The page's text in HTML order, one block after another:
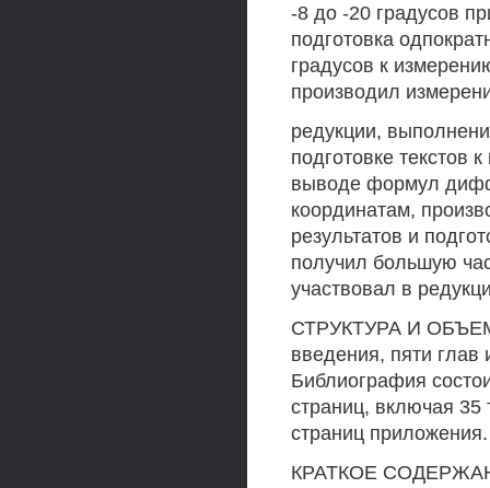
-8 до -20 градусов
подготовка
градусов к
производил
редукции,
подготовке текстов
выводе формул
координатам,
результатов и
получил большую
участвовал в
СТРУКТУРА И
введения, пяти глав
Библиография
страниц, включая 35
страниц приложения.
КРАТКОЕ